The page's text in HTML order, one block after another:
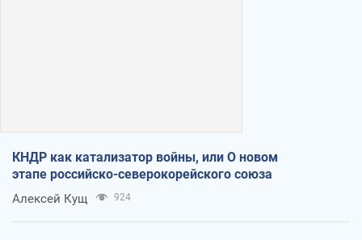
КНДР как катализатор войны, или О новом
этапе российско-северокорейского союза
Алексей Кущ 924